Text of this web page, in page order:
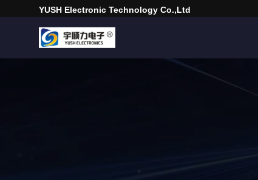
YUSH Electronic Technology Co.,Ltd